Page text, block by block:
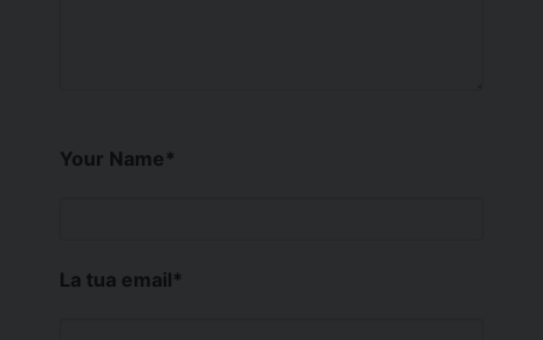
Your Name*
La tua email*